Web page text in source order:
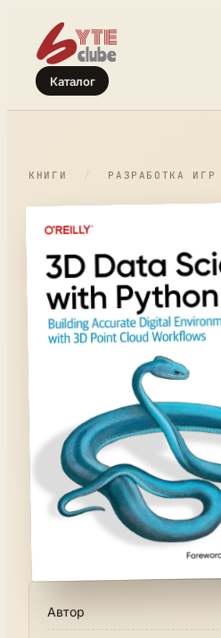
Каталог
КНИГИ / РАЗРАБОТКА ИГР
Автор